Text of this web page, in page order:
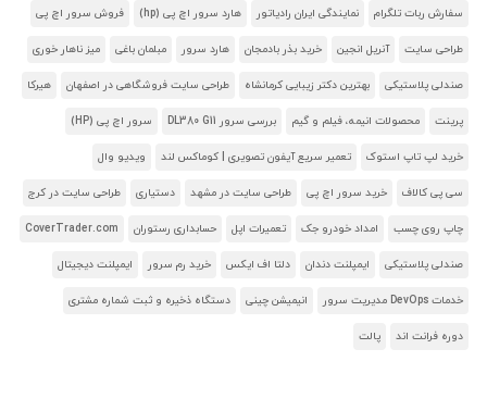
سفارش ربات تلگرام نمایندگی ایران رادیاتور هارد سرور اچ پی (hp) فروش سرور اچ پی
طراحی سایت آنریل انجین خرید بذر بادمجان هارد سرور مبلمان باغی میز ناهار خوری
صندلی پلاستیکی بهترین دکتر زیبایی کرمانشاه طراحی سایت فروشگاهی در اصفهان هیرکا
پرینت محصولات انیمه، فیلم و گیم بررسی سرور DL380 G11 سرور اچ پی (HP)
خرید لپ تاپ استوک تعمیر سریع آیفون تصویری | کوماکس لند ویدیو وال
سی پی کالاف خرید سرور اچ پی طراحی سایت در مشهد دستیاری طراحی سایت در کرج
چاپ روی چسب امداد خودرو جک تعمیرات اپل حسابداری رستوران CoverTrader.com
صندلی پلاستیکی ایمپلنت دندان دلتا اف ایکس خرید رم سرور ایمپلنت دیجیتال
خدمات DevOps مدیریت سرور انیمیشن چینی دستگاه ذخیره و ثبت شماره مشتری
دوره فرانت اند پالت